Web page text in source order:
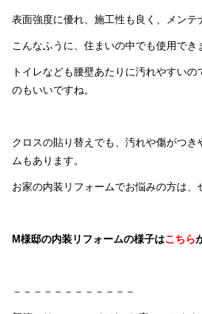
表面強度に優れ、施工性も良く、メンテ
こんなふうに、住まいの中でも使用でき
トイレなども腰壁あたりに汚れやすい
のもいいですね。
クロスの貼り替えでも、汚れや傷がつ
ムもあります。
お家の内装リフォームでお悩みの方は、
M様邸の内装リフォームの様子はこちら
－－－－－－－－－－－－